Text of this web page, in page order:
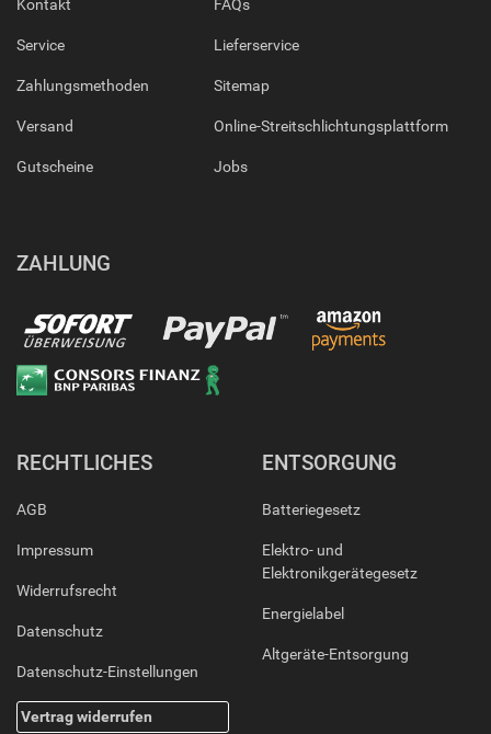
Kontakt
Service
Zahlungsmethoden
Versand
Gutscheine
FAQs
Lieferservice
Sitemap
Online-Streitschlichtungsplattform
Jobs
ZAHLUNG
RECHTLICHES
AGB
Impressum
Widerrufsrecht
Datenschutz
Datenschutz-Einstellungen
Vertrag widerrufen
ENTSORGUNG
Batteriegesetz
Elektro- und
Elektronikgerätegesetz
Energielabel
Altgeräte-Entsorgung